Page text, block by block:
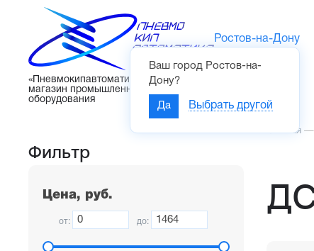
«Пневмокипавтоматика» – интернет-
магазин промышленного
оборудования
Ростов-на-Дону
Ваш город Ростов-на-
Дону?
Да Выбрать другой
Фильтр
Цена, руб.
от: до:
Главная —